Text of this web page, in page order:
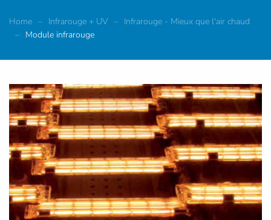
Home Infrarouge + UV
Infrarouge - Mieux que l'air chaud
Module infrarouge